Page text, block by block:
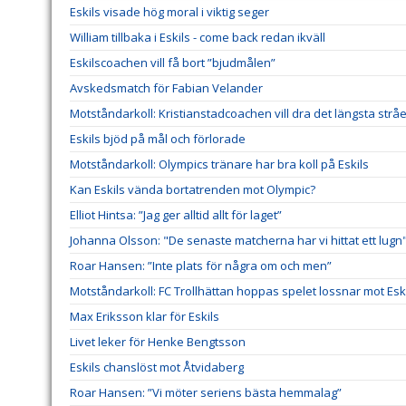
Eskils visade hög moral i viktig seger
William tillbaka i Eskils - come back redan ikväll
Eskilscoachen vill få bort ”bjudmålen”
Avskedsmatch för Fabian Velander
Motståndarkoll: Kristianstadcoachen vill dra det längsta
Eskils bjöd på mål och förlorade
Motståndarkoll: Olympics tränare har bra koll på Eskils
Kan Eskils vända bortatrenden mot Olympic?
Elliot Hintsa: ”Jag ger alltid allt för laget”
Johanna Olsson: "De senaste matcherna har vi hittat ett lugn"
Roar Hansen: ”Inte plats för några om och men”
Motståndarkoll: FC Trollhättan hoppas spelet lossnar mot
Max Eriksson klar för Eskils
Livet leker för Henke Bengtsson
Eskils chanslöst mot Åtvidaberg
Roar Hansen: ”Vi möter seriens bästa hemmalag”